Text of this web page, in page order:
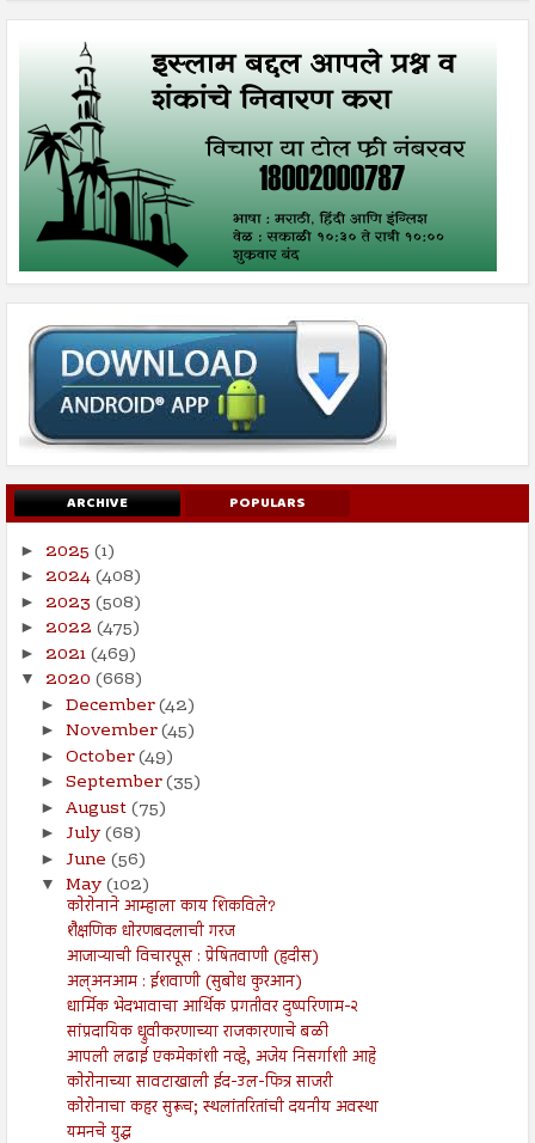
ARCHIVE POPULARS
► 2025 (1)
► 2024(408)
► 2023 (508)
► 2022 (475)
► 2021(469)
▼ 2020 (668)
► December(42)
► November(45)
► October(49)
► September(35)
► August(75)
► July(68)
► June (56)
▼ May(102)
कोरोनाने आम्हाला काय शिकविले?
शैक्षणिक धोरणबदलाची गरज
आजाऱ्याची विचारपूस : प्रेषितवाणी (हदीस)
अल्अनआम : ईशवाणी (सुबोध कुरआन)
धार्मिक भेदभावाचा आर्थिक प्रगतीवर दुष्परिणाम-२
सांप्रदायिक ध्रुवीकरणाच्या राजकारणाचे बळी
आपली लढाई एकमेकांशी नव्हे, अजेय निसर्गाशी आहे
कोरोनाच्या सावटाखाली ईद-उल-फित्र साजरी
कोरोनाचा कहर सुरूच; स्थलांतरितांची दयनीय अवस्था
यमनचे युद्ध